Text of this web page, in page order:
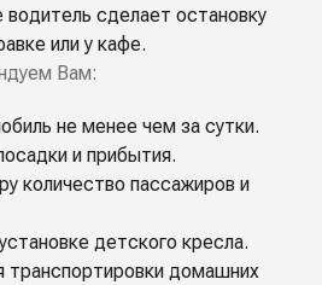
сделает остановку
или у кафе.
Вам:
не менее чем за сутки.
и прибытия.
количество пассажиров и
детского кресла.
транспортировки домашних